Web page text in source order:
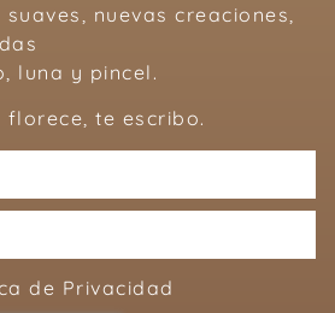
nuevas creaciones,
luna y pincel.
te escribo.
de Privacidad